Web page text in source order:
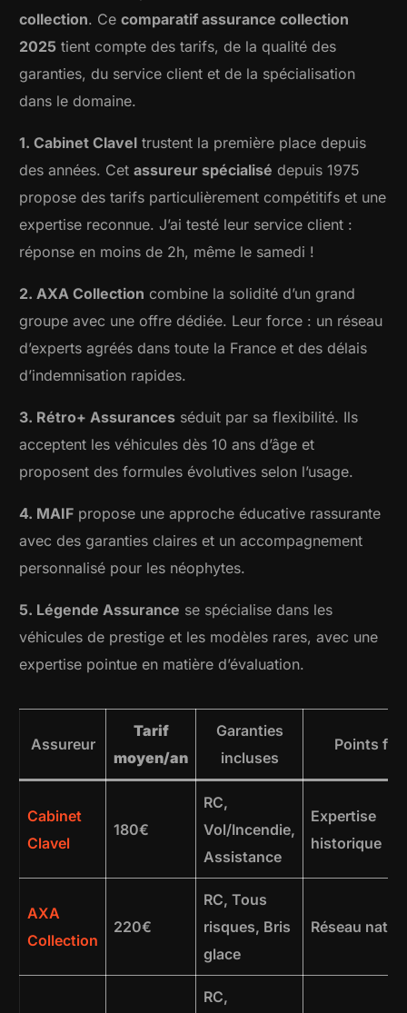
collection. Cecomparatif assurance collection
2025 tient compte des tarifs, de la qualité des
garanties, du service client et de la spécialisation
dans le domaine.
1. Cabinet Clavel trustent la première place depuis
des années. Cetassureur spécialisé depuis 1975
propose des tarifs particulièrement compétitifs et une
expertise reconnue. J’ai testé leur service client :
réponse en moins de 2h, même le samedi !
2. AXA Collection combine la solidité d’un grand
groupe avec une offre dédiée. Leur force : un réseau
d’experts agréés dans toute la France et des délais
d’indemnisation rapides.
3. Rétro+ Assurances séduit par sa flexibilité. Ils
acceptent les véhicules dès 10 ans d’âge et
proposent des formules évolutives selon l’usage.
4. MAIF propose une approche éducative rassurante
avec des garanties claires et un accompagnement
personnalisé pour les néophytes.
5. Légende Assurance se spécialise dans les
véhicules de prestige et les modèles rares, avec une
expertise pointue en matière d’évaluation.
Assureur
Tarif
moyen/an
Garanties
incluses
Points
Cabinet
Clavel
180€
RC,
Vol/Incendie,
Assistance
Expertise
historique
AXA
Collection
220€
RC, Tous
risques, Bris
glace
Réseau
RC,